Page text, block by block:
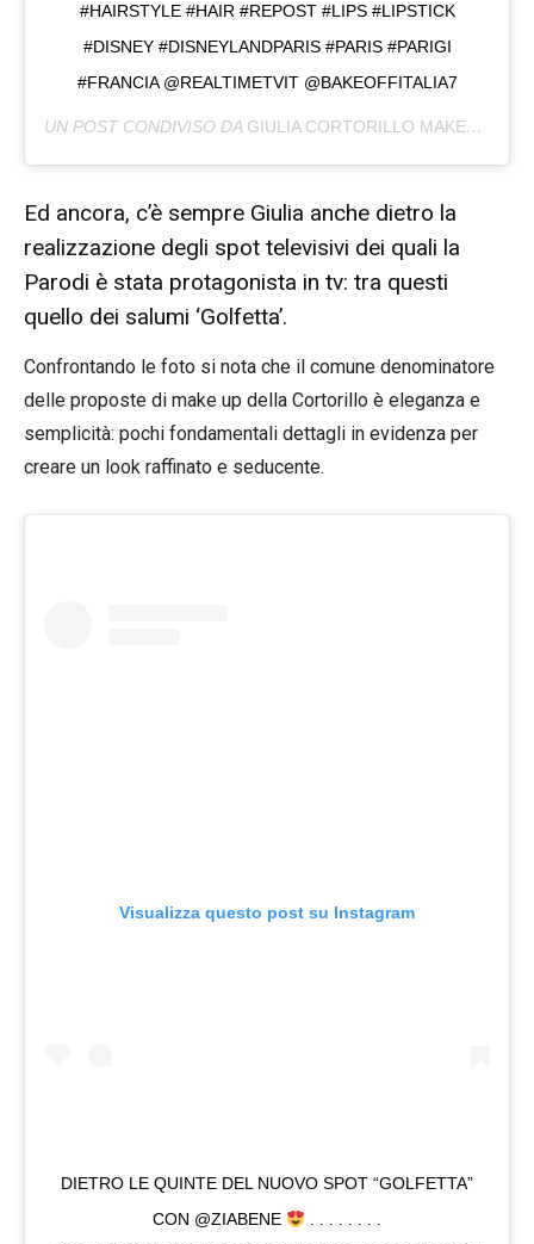
#HAIRSTYLE #HAIR #REPOST #LIPS #LIPSTICK
#DISNEY #DISNEYLANDPARIS #PARIS #PARIGI
#FRANCIA @REALTIMETVIT @BAKEOFFITALIA7
UN POST CONDIVISO DA GIULIA CORTORILLO MAKEUPARTIST
Ed ancora, c’è sempre Giulia anche dietro la
realizzazione degli spot televisivi dei quali la
Parodi è stata protagonista in tv: tra questi
quello dei salumi ‘Golfetta’.
Confrontando le foto si nota che il comune denominatore
delle proposte di make up della Cortorillo è eleganza e
semplicità: pochi fondamentali dettagli in evidenza per
creare un look raffinato e seducente.
Visualizza questo post su Instagram
DIETRO LE QUINTE DEL NUOVO SPOT “GOLFETTA”
CON @ZIABENE
. . . . . . . .